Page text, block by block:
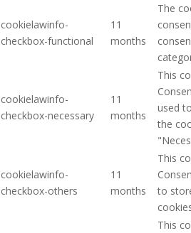
cookielawinfo-
checkbox-functional
11
months
The
cookielawinfo-
checkbox-necessary
11
months
This
used
the
cookielawinfo-
checkbox-others
11
months
This
to
This